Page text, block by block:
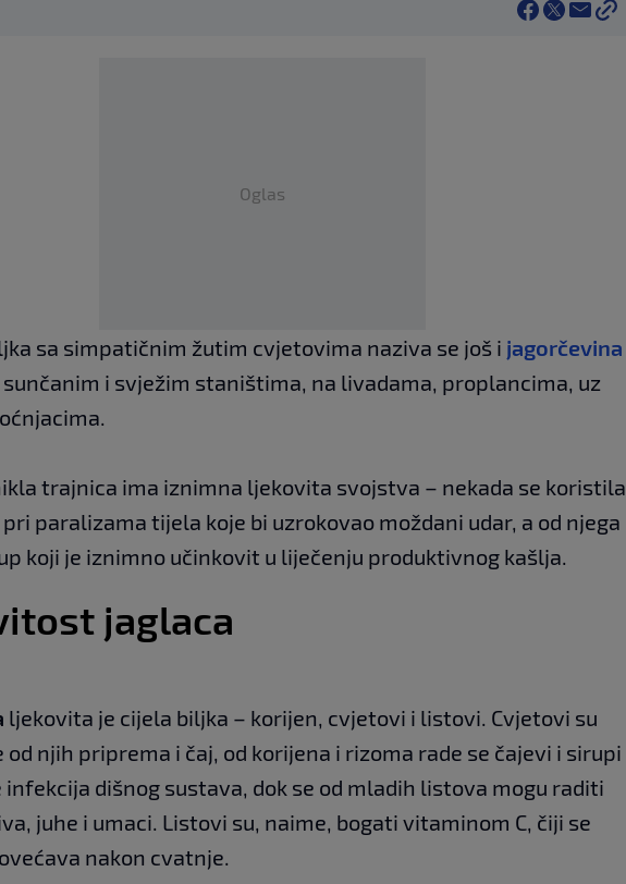
Oglas
sa simpatičnim žutim cvjetovima naziva se još i jagorčevina
i svježim staništima, na livadama, proplancima, uz
trajnica ima iznimna ljekovita svojstva – nekada se koristila
paralizama tijela koje bi uzrokovao moždani udar, a od njega
koji je iznimno učinkovit u liječenju produktivnog kašlja.
jaglaca
ljekovita je cijela biljka – korijen, cvjetovi i listovi. Cvjetovi su
od njih priprema i čaj, od korijena i rizoma rade se čajevi i sirupi
infekcija dišnog sustava, dok se od mladih listova mogu raditi
juhe i umaci. Listovi su, naime, bogati vitaminom C, čiji se
nakon cvatnje.